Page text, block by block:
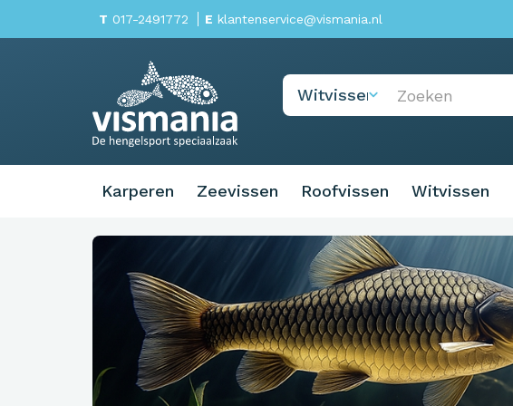
T 017-2491772 E klantenservice@vismania.nl
Karperen Zeevissen Roofvissen Witvissen